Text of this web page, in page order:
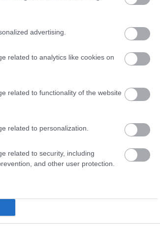
advertising.
related to analytics like cookies on
related to functionality of the website
related to personalization.
related to security, including
and other user protection.